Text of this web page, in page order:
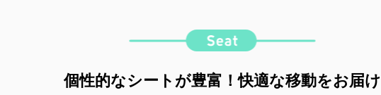
個性的なシートが豊富！快適な移動をお届け